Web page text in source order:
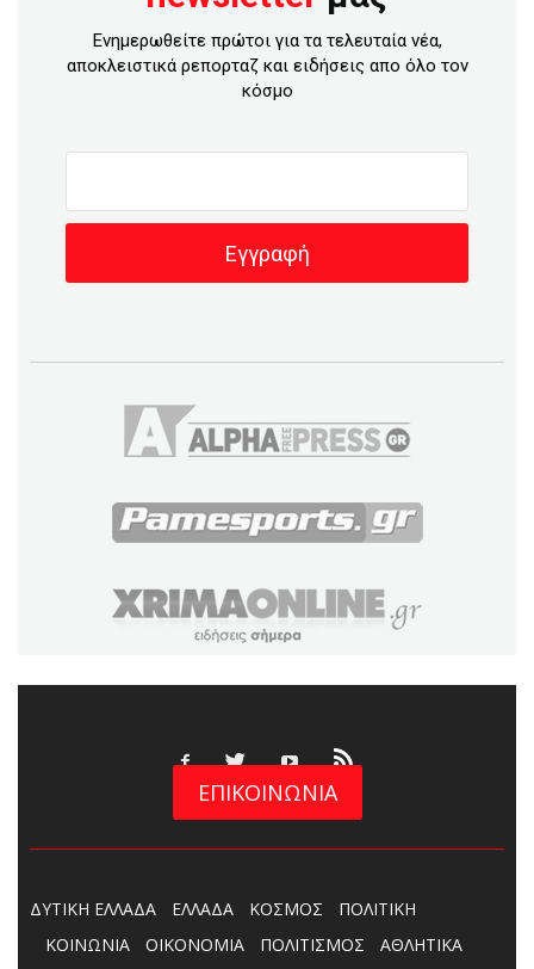
Ενημερωθείτε πρώτοι για τα τελευταία νέα,
αποκλειστικά ρεπορταζ και ειδήσεις απο όλο τον
κόσμο
ΕΠΙΚΟΙΝΩΝΙΑ
ΔΥΤΙΚΗ ΕΛΛΑΔΑ ΕΛΛΑΔΑ ΚΟΣΜΟΣ
ΠΟΛΙΤΙΚΗ
ΚΟΙΝΩΝΙΑ
ΟΙΚΟΝΟΜΙΑ ΠΟΛΙΤΙΣΜΟΣ ΑΘΛΗΤΙΚΑ